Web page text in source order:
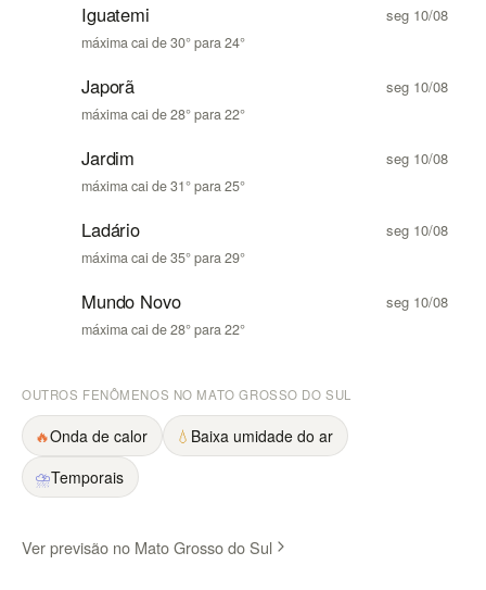
Iguatemi seg 10/08
máxima cai de 30° para 24°
Japorã seg 10/08
máxima cai de 28° para 22°
Jardim seg 10/08
máxima cai de 31° para 25°
Ladário seg 10/08
máxima cai de 35° para 29°
Mundo Novo seg 10/08
máxima cai de 28° para 22°
OUTROS FENÔMENOS NO MATO GROSSO DO SUL
🔥Onda de calor 💧 Baixa umidade do ar
⛈Temporais
Ver previsão no Mato Grosso do Sul